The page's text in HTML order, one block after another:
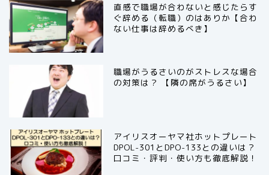
直感で職場が合わないと感じたらす
ぐ辞める（転職）のはありか【合わ
ない仕事は辞めるべき】
職場がうるさいのがストレスな場合
の対策は？ 【隣の席がうるさい】
アイリスオーヤマ社ホットプレート
DPOL-301とDPO-133との違いは？
口コミ・評判・使い方も徹底解説！